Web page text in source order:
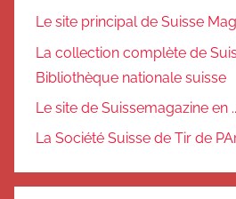
Le site principal de Suisse
La collection complète de
Bibliothèque nationale suisse
Le site de Suissemagazine en
La Société Suisse de Tir de